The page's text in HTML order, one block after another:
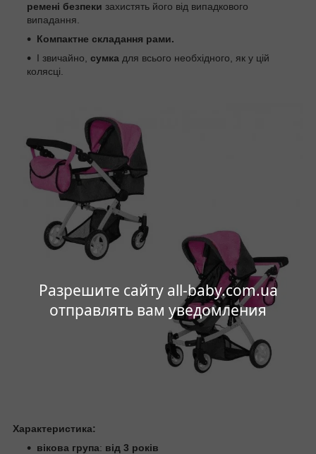
Разрешите сайту all-baby.com.ua
отправлять вам уведомления
ремені безпеки захистять його від випадкового
випадання.
Компактне складання рами.
І звичайно, сумка для всього необхідного, як у цій
колясці.
Характеристика:
вікова група: від 3 років